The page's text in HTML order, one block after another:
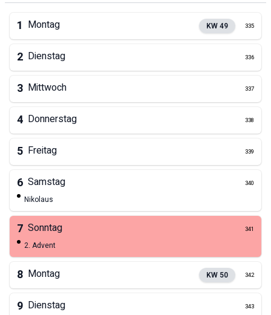
1 Montag KW49 335
2 Dienstag 336
3 Mittwoch 337
4 Donnerstag 338
5 Freitag 339
6 Samstag 340
Nikolaus
7 Sonntag 341
2. Advent
8 Montag KW 50 342
9 Dienstag 343